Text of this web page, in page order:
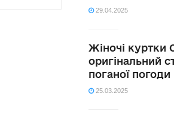
29.04.2025
Жіночі куртки
оригінальний
поганої погоди
25.03.2025